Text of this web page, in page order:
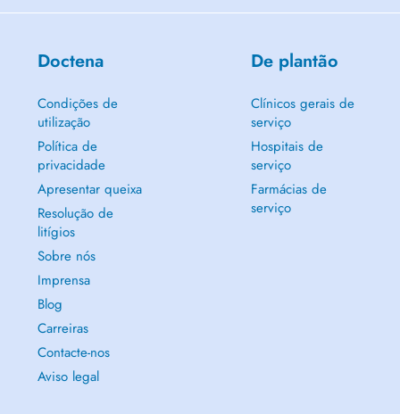
Doctena
Condições de
utilização
Política de
privacidade
Apresentar queixa
Resolução de
litígios
Sobre nós
Imprensa
Blog
Carreiras
Contacte-nos
Aviso legal
De plantão
Clínicos gerais de
serviço
Hospitais de
serviço
Farmácias de
serviço